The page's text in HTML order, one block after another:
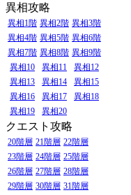
異相攻略
異相1階 異相2階 異相3階
異相4階 異相5階 異相6階
異相7階 異相8階 異相9階
異相10
異相11
異相12
異相13
異相14
異相15
異相16
異相17
異相18
異相19
異相20
クエスト攻略
20階層 21階層 22階層
23階層 24階層 25階層
26階層 27階層 28階層
29階層 30階層 31階層